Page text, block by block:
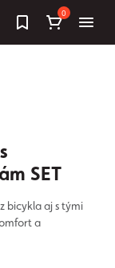
0
SET
bicykla aj s tými
a